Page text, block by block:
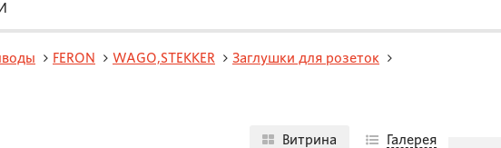
FERON WAGO,STEKKER
Заглушки для розеток
Витрина Галерея